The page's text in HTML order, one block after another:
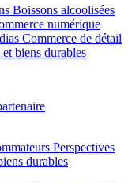
Boissons alcoolisées
numérique
Commerce de détail
biens durables
Perspectives
durables